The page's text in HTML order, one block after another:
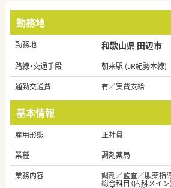
勤務地
勤務地 和歌山県 田辺市
路線・交通手段
朝来駅 (JR紀勢本線)
通勤交通費
有／実費支給
基本情報
雇用形態
正社員
業種
調剤薬局
業務内容
調剤／監査／服薬指
総合科目（内科メイン